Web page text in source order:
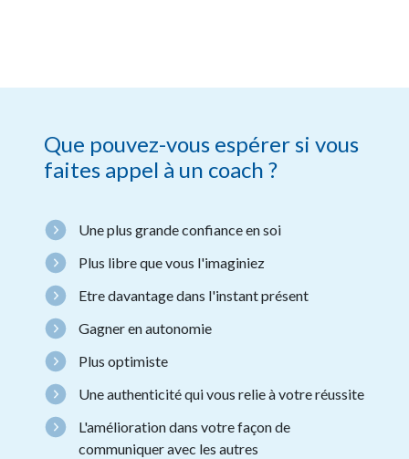
Que pouvez-vous espérer si vous
faites appel à un coach ?
Une plus grande confiance en soi
Plus libre que vous l'imaginiez
Etre davantage dans l'instant présent
Gagner en autonomie
Plus optimiste
Une authenticité qui vous relie à votre réussite
L'amélioration dans votre façon de
communiquer avec les autres